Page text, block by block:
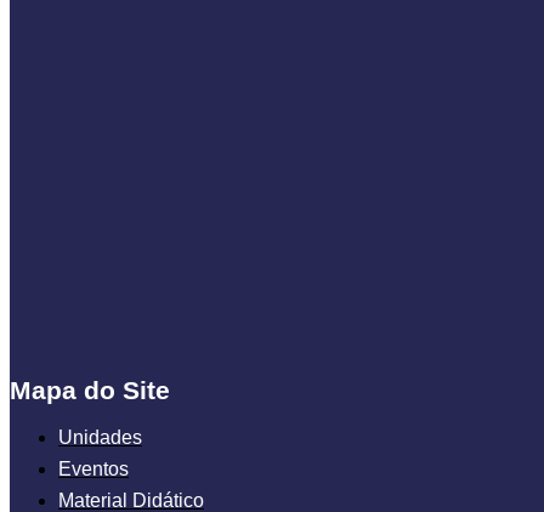
Mapa do Site
Unidades
Eventos
Material Didático